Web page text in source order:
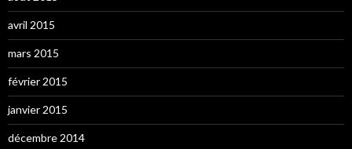
avril 2015
mars 2015
février 2015
janvier 2015
décembre 2014